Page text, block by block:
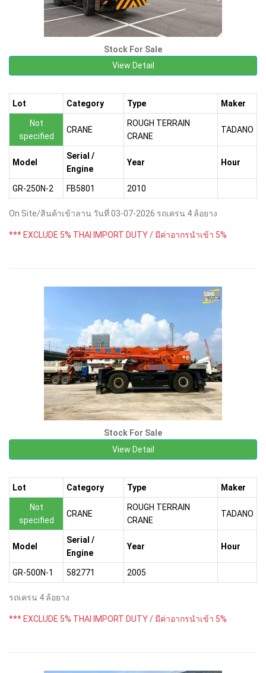
Stock For Sale
View Detail
Lot Category Type Maker
Not
specified
CRANE
ROUGH TERRAIN
CRANE
TADANO
Model
Serial /
Engine
Year Hour
GR-250N-2 FB5801 2010
On Site/สินค้าเข้าลาน วันที่ 03-07-2026 รถเครน 4 ล้อยาง
*** EXCLUDE 5% THAI IMPORT DUTY / มีค่าอากรนำเข้า 5%
Stock For Sale
View Detail
Lot Category Type Maker
Not
specified
CRANE
ROUGH TERRAIN
CRANE
TADANO
Model
Serial /
Engine
Year Hour
GR-500N-1 582771 2005
รถเครน 4 ล้อยาง
*** EXCLUDE 5% THAI IMPORT DUTY / มีค่าอากรนำเข้า 5%